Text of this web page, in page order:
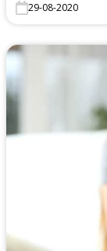
29-08-2020